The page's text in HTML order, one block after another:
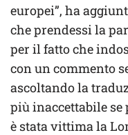
europei”, ha
che prendessi la
per il fatto che
con un commento
ascoltando la
più inaccettabile
è stata vittima la